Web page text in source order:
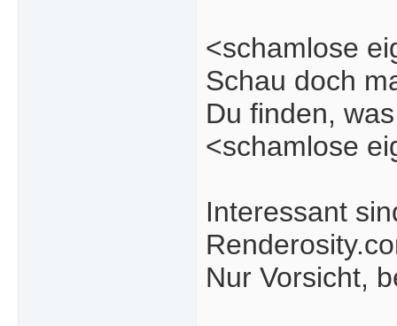
<schamlose
Schau doch
Du finden,
<schamlose
Interessant
Nur Vorsicht,